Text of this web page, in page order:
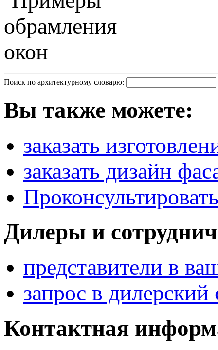
Поиск по архитектурному словарю:
Вы также можете:
заказать
заказать дизайн
Дилеры и
представители в
запрос в дилерский
Контактная